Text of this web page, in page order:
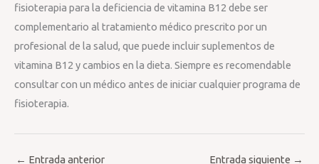
fisioterapia para la deficiencia de vitamina B12 debe ser
complementario al tratamiento médico prescrito por un
profesional de la salud, que puede incluir suplementos de
vitamina B12 y cambios en la dieta. Siempre es recomendable
consultar con un médico antes de iniciar cualquier programa de
fisioterapia.
← Entrada anterior Entrada siguiente →